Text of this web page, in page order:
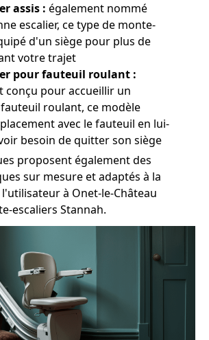
assis : également nommé
escalier, ce type de monte-
d'un siège pour plus de
votre trajet
pour fauteuil roulant :
conçu pour accueillir un
roulant, ce modèle
avec le fauteuil en lui-
besoin de quitter son siège
proposent également des
sur mesure et adaptés à la
à Onet-le-Château
escaliers Stannah.